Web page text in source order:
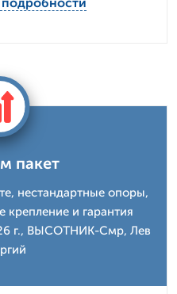
пакет
нестандартные опоры,
крепление и гарантия
г., ВЫСОТНИК-Смр, Лев